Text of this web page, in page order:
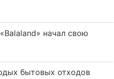
начал свою
бытовых отходов